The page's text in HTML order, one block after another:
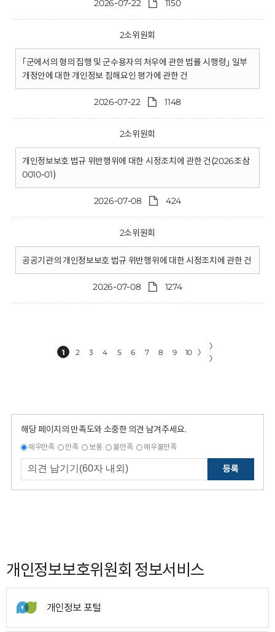
2026-07-22 1150
2소위원회
｢군에서의 형의 집행 및 군수용자의 처우에 관한 법률 시행령｣ 일부
개정안에 대한 개인정보 침해요인 평가에 관한 건
2026-07-22 1148
2소위원회
개인정보보호 법규 위반행위에 대한 시정조치에 관한 건(2026조삼
0010-01)
2026-07-08 424
2소위원회
공공기관의 개인정보보호 법규 위반행위에 대한 시정조치에 관한 건
2026-07-08 1274
1 2 3 4 5 6 7 8 9 10 〉
〉
〉
해당 페이지의 만족도와 소중한 의견 남겨주세요.
매우만족 만족 보통 불만족 매우불만족
등록
개인정보보호위원회 정보서비스
개인정보 포털